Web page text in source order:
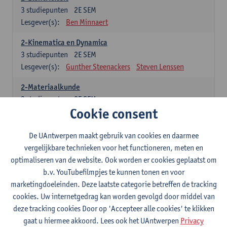
2E SEM
3 studiepunten
Lesgever(s):
Ben Minnaert
2-Kinematica en Dynamica
2E SEM
3 studiepunten
Lesgever(s):
Gunther Steenackers Steven Lenssen
2-Materiaalkunde
2E SEM
3studiepunten
Linda Beenaerts
2-Wiskunde
2E SEM
studiepunten
Lesgever(s):
Rudi Penne Jeffrey Cornelis
Kris Annaert
Stijn Dierckx
Annelies Fabri
Senne Ignoul
Specifiek deel
15 studiepunten
Cookie consent
De UAntwerpen maakt gebruik van cookies en daarmee
vergelijkbare technieken voor het functioneren, meten en
optimaliseren van de website. Ook worden er cookies geplaatst om
b.v. YouTubefilmpjes te kunnen tonen en voor
marketingdoeleinden. Deze laatste categorie betreffen de tracking
cookies. Uw internetgedrag kan worden gevolgd door middel van
deze tracking cookies Door op 'Accepteer alle cookies' te klikken
gaat u hiermee akkoord. Lees ook het UAntwerpen Privacy